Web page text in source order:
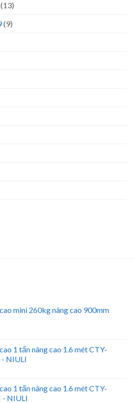
(9)
mini 260kg nâng cao 900mm
1 tấn nâng cao 1.6 mét CTY-
NIULI
1 tấn nâng cao 1.6 mét CTY-
- NIULI